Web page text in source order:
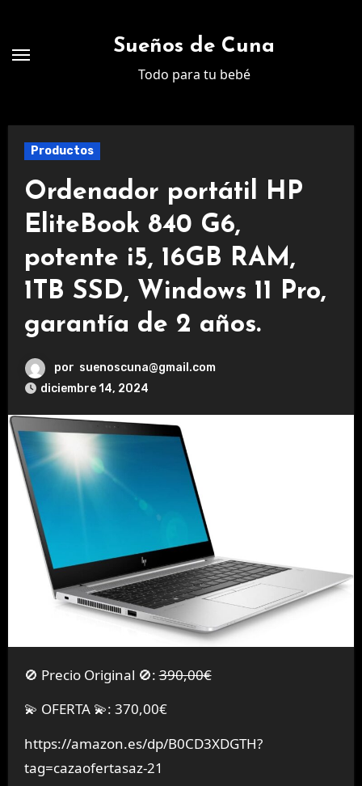
contenido
Sueños de Cuna
Todo para tu bebé
Productos
Ordenador portátil HP
EliteBook 840 G6,
potente i5, 16GB RAM,
1TB SSD, Windows 11 Pro,
garantía de 2 años.
por suenoscuna@gmail.com
diciembre 14, 2024
🚫 Precio Original 🚫:390,00€
💫 OFERTA 💫: 370,00€
https://amazon.es/dp/B0CD3XDGTH?
tag=cazaofertasaz-21